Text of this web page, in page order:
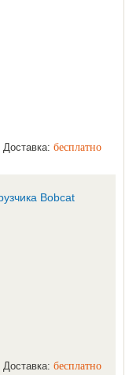
Доставка: бесплатно
Доставка: бесплатно